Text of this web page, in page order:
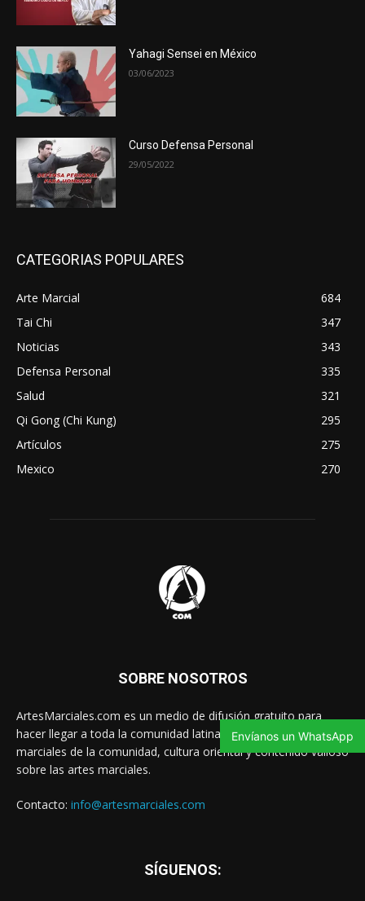
Yahagi Sensei en México
03/06/2023
Curso Defensa Personal
29/05/2022
CATEGORIAS POPULARES
Arte Marcial
684
Tai Chi
347
Noticias
343
Defensa Personal
335
Salud
321
Qi Gong (Chi Kung)
295
Artículos
275
Mexico
270
SOBRE NOSOTROS
ArtesMarciales.com es un medio de difusión gratuito para
hacer llegar a toda la comunidad latina las noticias de artes
marciales de la comunidad, cultura oriental y contenido valioso
sobre las artes marciales.
Contacto: info@artesmarciales.com
SÍGUENOS:
Envíanos un WhatsApp